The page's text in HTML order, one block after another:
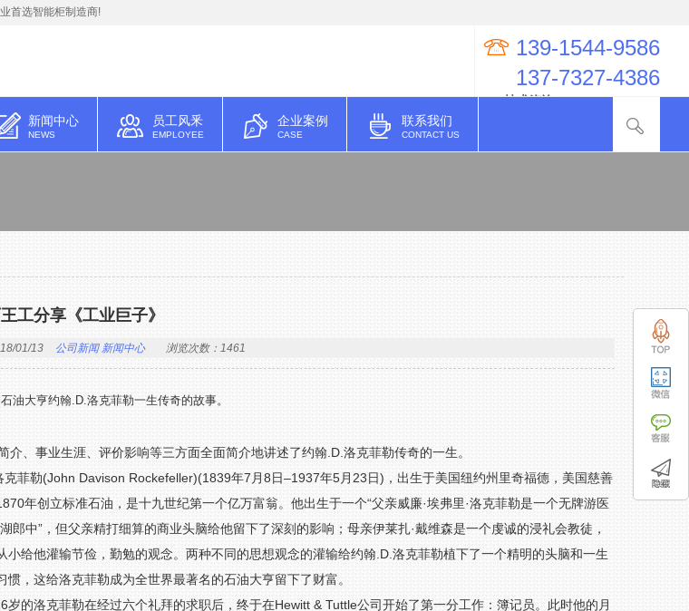
首选智能柜制造商!
139-1544-9586
137-7327-4386
QQ技术咨询：274998623
新闻中心
NEWS
员工风釆
EMPLOYEE
企业案例
CASE
联系我们
CONTACT US
工分享《工业巨子》
01/13 公司新闻 新闻中心 浏览次数：1461
油大亨约翰.D.洛克菲勒一生传奇的故事。
、事业生涯、评价影响等三方面全面简介地讲述了约翰.D.洛克菲勒传奇的一生。
克菲勒(John Davison Rockefeller)(1839年7月8日–1937年5月23日)，出生于美国纽约州里奇福德，美国慈善
年创立标准石油，是十九世纪第一个亿万富翁。他出生于一个“父亲威廉·埃弗里·洛克菲勒是一个无牌游医
湖郎中”，但父亲精打细算的商业头脑给他留下了深刻的影响；母亲伊莱扎·戴维森是一个虔诚的浸礼会教徒，
小给他灌输节俭，勤勉的观念。两种不同的思想观念的灌输给约翰.D.洛克菲勒植下了一个精明的头脑和一生
惯，这给洛克菲勒成为全世界最著名的石油大亨留下了财富。
岁的洛克菲勒在经过六个礼拜的求职后，终于在Hewitt & Tuttle公司开始了第一分工作：簿记员。此时他的月